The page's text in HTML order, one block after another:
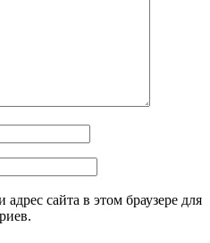
сайта в этом браузере для